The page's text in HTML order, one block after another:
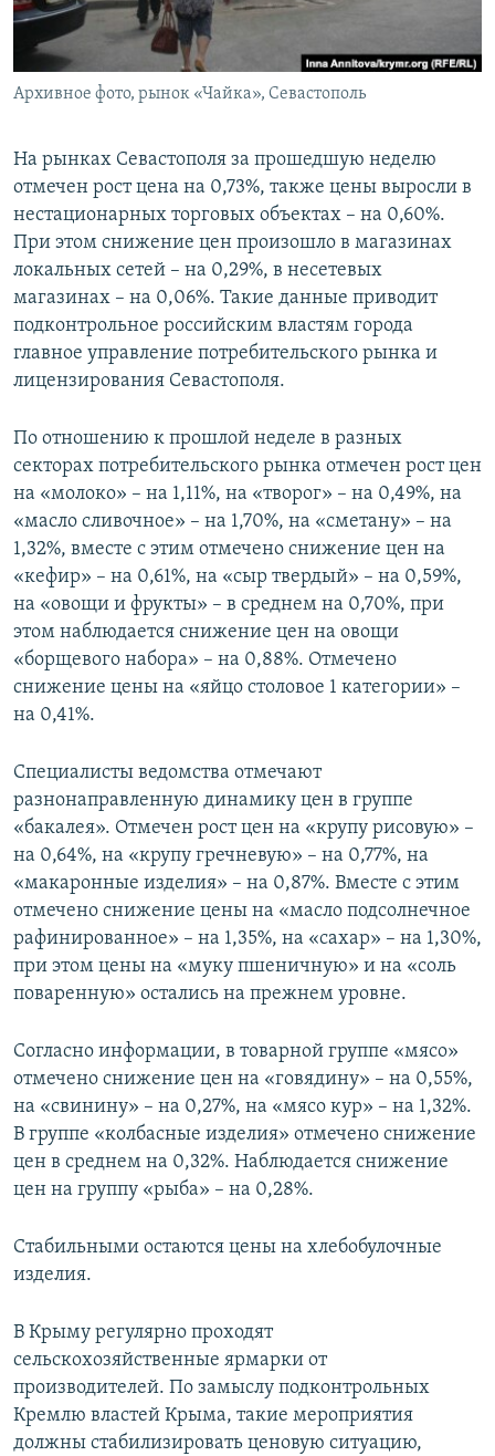
ПОБЕДИТЕЛЕЙ НЕ СУДЯТ?
КРЫМ.НЕПОКОРЕННЫЙ
ELIFBE
ПРИСОЕДИНЯЙТЕСЬ!
Все сайты RFE/RL
Архивное фото, рынок «Чайка», Севастополь
На рынках Севастополя за прошедшую неделю
отмечен рост цена на 0,73%, также цены выросли в
нестационарных торговых объектах – на 0,60%.
При этом снижение цен произошло в магазинах
локальных сетей – на 0,29%, в несетевых
магазинах – на 0,06%. Такие данные приводит
подконтрольное российским властям города
главное управление потребительского рынка и
лицензирования Севастополя.
По отношению к прошлой неделе в разных
секторах потребительского рынка отмечен рост цен
на «молоко» – на 1,11%, на «творог» – на 0,49%, на
«масло сливочное» – на 1,70%, на «сметану» – на
1,32%, вместе с этим отмечено снижение цен на
«кефир» – на 0,61%, на «сыр твердый» – на 0,59%,
на «овощи и фрукты» – в среднем на 0,70%, при
этом наблюдается снижение цен на овощи
«борщевого набора» – на 0,88%. Отмечено
снижение цены на «яйцо столовое 1 категории» –
на 0,41%.
Специалисты ведомства отмечают
разнонаправленную динамику цен в группе
«бакалея». Отмечен рост цен на «крупу рисовую» –
на 0,64%, на «крупу гречневую» – на 0,77%, на
«макаронные изделия» – на 0,87%. Вместе с этим
отмечено снижение цены на «масло подсолнечное
рафинированное» – на 1,35%, на «сахар» – на 1,30%,
при этом цены на «муку пшеничную» и на «соль
поваренную» остались на прежнем уровне.
Согласно информации, в товарной группе «мясо»
отмечено снижение цен на «говядину» – на 0,55%,
на «свинину» – на 0,27%, на «мясо кур» – на 1,32%.
В группе «колбасные изделия» отмечено снижение
цен в среднем на 0,32%. Наблюдается снижение
цен на группу «рыба» – на 0,28%.
Стабильными остаются цены на хлебобулочные
изделия.
В Крыму регулярно проходят
сельскохозяйственные ярмарки от
производителей. По замыслу подконтрольных
Кремлю властей Крыма, такие мероприятия
должны стабилизировать ценовую ситуацию,